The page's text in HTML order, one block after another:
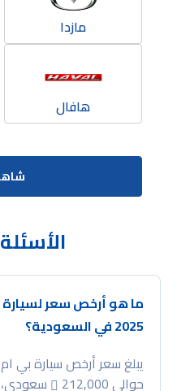
مازدا
هافال
ما هو أرخص سعر لسيارة
2025 في السعودية؟
حوالي 212,000
سعودي،